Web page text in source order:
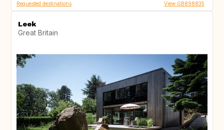
Requested destinations View GB898835
Leek
Great Britain